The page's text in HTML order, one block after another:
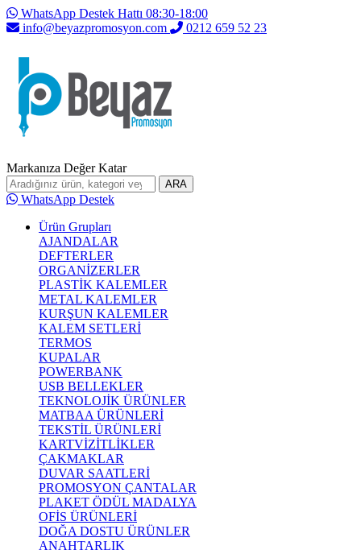
WhatsApp Destek Hattı 08:30-18:00
info@beyazpromosyon.com
0212 659 52 23
Markanıza Değer Katar
ARA
WhatsApp Destek
Ürün Grupları
AJANDALAR
DEFTERLER
ORGANİZERLER
PLASTİK KALEMLER
METAL KALEMLER
KURŞUN KALEMLER
KALEM SETLERİ
TERMOS
KUPALAR
POWERBANK
USB BELLEKLER
TEKNOLOJİK ÜRÜNLER
MATBAA ÜRÜNLERİ
TEKSTİL ÜRÜNLERİ
KARTVİZİTLİKLER
ÇAKMAKLAR
DUVAR SAATLERİ
PROMOSYON ÇANTALAR
PLAKET ÖDÜL MADALYA
OFİS ÜRÜNLERİ
DOĞA DOSTU ÜRÜNLER
ANAHTARLIK